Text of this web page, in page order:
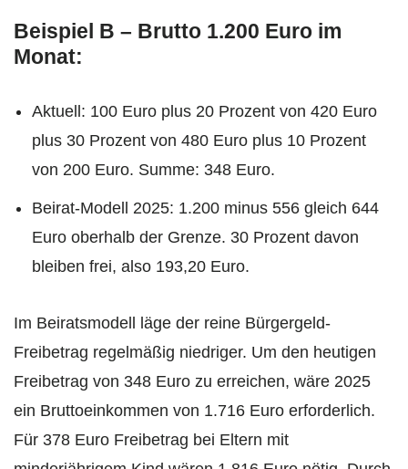
Beispiel B – Brutto 1.200 Euro im
Monat:
Aktuell: 100 Euro plus 20 Prozent von 420 Euro
plus 30 Prozent von 480 Euro plus 10 Prozent
von 200 Euro. Summe: 348 Euro.
Beirat-Modell 2025: 1.200 minus 556 gleich 644
Euro oberhalb der Grenze. 30 Prozent davon
bleiben frei, also 193,20 Euro.
Im Beiratsmodell läge der reine Bürgergeld-
Freibetrag regelmäßig niedriger. Um den heutigen
Freibetrag von 348 Euro zu erreichen, wäre 2025
ein Bruttoeinkommen von 1.716 Euro erforderlich.
Für 378 Euro Freibetrag bei Eltern mit